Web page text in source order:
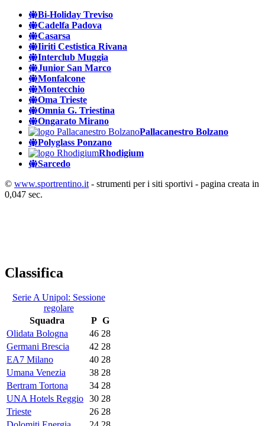
Bi-Holiday Treviso
Cadelfa Padova
Casarsa
Iiriti Cestistica Rivana
Interclub Muggia
Junior San Marco
Monfalcone
Montecchio
Oma Trieste
Omnia G. Triestina
Ongarato Mirano
Pallacanestro Bolzano
Polyglass Ponzano
Rhodigium
Sarcedo
© www.sportrentino.it - strumenti per i siti sportivi - pagina creata in
0,047 sec.
Classifica
Serie A Unipol: Sessione
regolare
Squadra
P G
Olidata Bologna
46 28
Germani Brescia
42 28
EA7 Milano
40 28
Umana Venezia
38 28
Bertram Tortona
34 28
UNA Hotels Reggio 30 28
Trieste
26 28